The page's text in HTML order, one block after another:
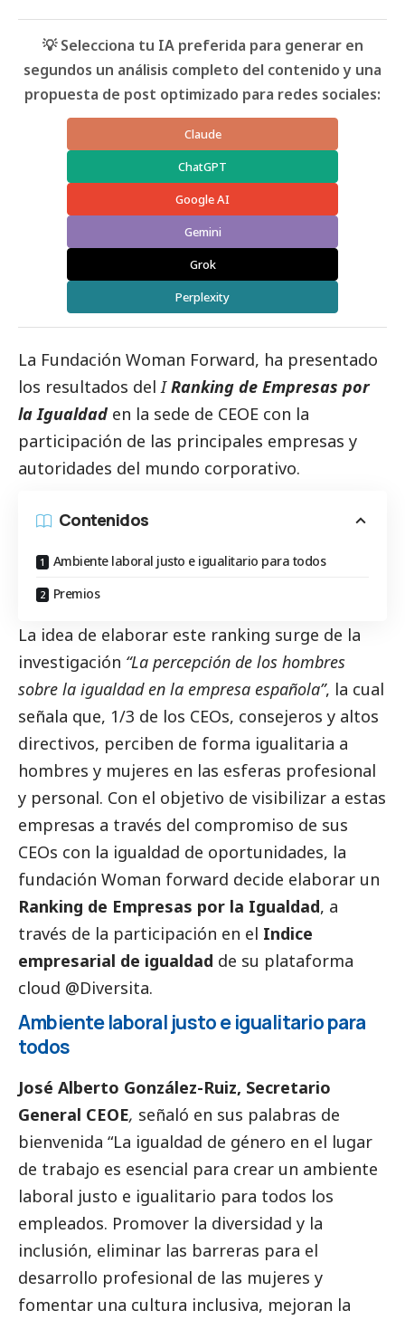
💡 Selecciona tu IA preferida para generar en
segundos un análisis completo del contenido y una
propuesta de post optimizado para redes sociales:
Claude
ChatGPT
Google AI
Gemini
Grok
Perplexity
La Fundación Woman Forward, ha presentado
los resultados delIRanking de Empresas por
la Igualdad en la sede de CEOE con la
participación de las principales empresas y
autoridades del mundo corporativo.
Contenidos
Ambiente laboral justo e igualitario para todos
Premios
La idea de elaborar este ranking surge de la
investigación “La percepción de los hombres
sobre la igualdad en la empresa española”, la cual
señala que, 1/3 de los CEOs, consejeros y altos
directivos, perciben de forma igualitaria a
hombres y mujeres en las esferas profesional
y personal. Con el objetivo de visibilizar a estas
empresas a través del compromiso de sus
CEOs con la igualdad de oportunidades, la
fundación Woman forward decide elaborar un
Ranking de Empresas por la Igualdad, a
través de la participación en el Indice
empresarial de igualdad de su plataforma
cloud @Diversita.
Ambiente laboral justo e igualitario para
todos
José Alberto González-Ruiz, Secretario
General CEOE, señaló en sus palabras de
bienvenida “La igualdad de género en el lugar
de trabajo es esencial para crear un ambiente
laboral justo e igualitario para todos los
empleados. Promover la diversidad y la
inclusión, eliminar las barreras para el
desarrollo profesional de las mujeres y
fomentar una cultura inclusiva, mejoran la